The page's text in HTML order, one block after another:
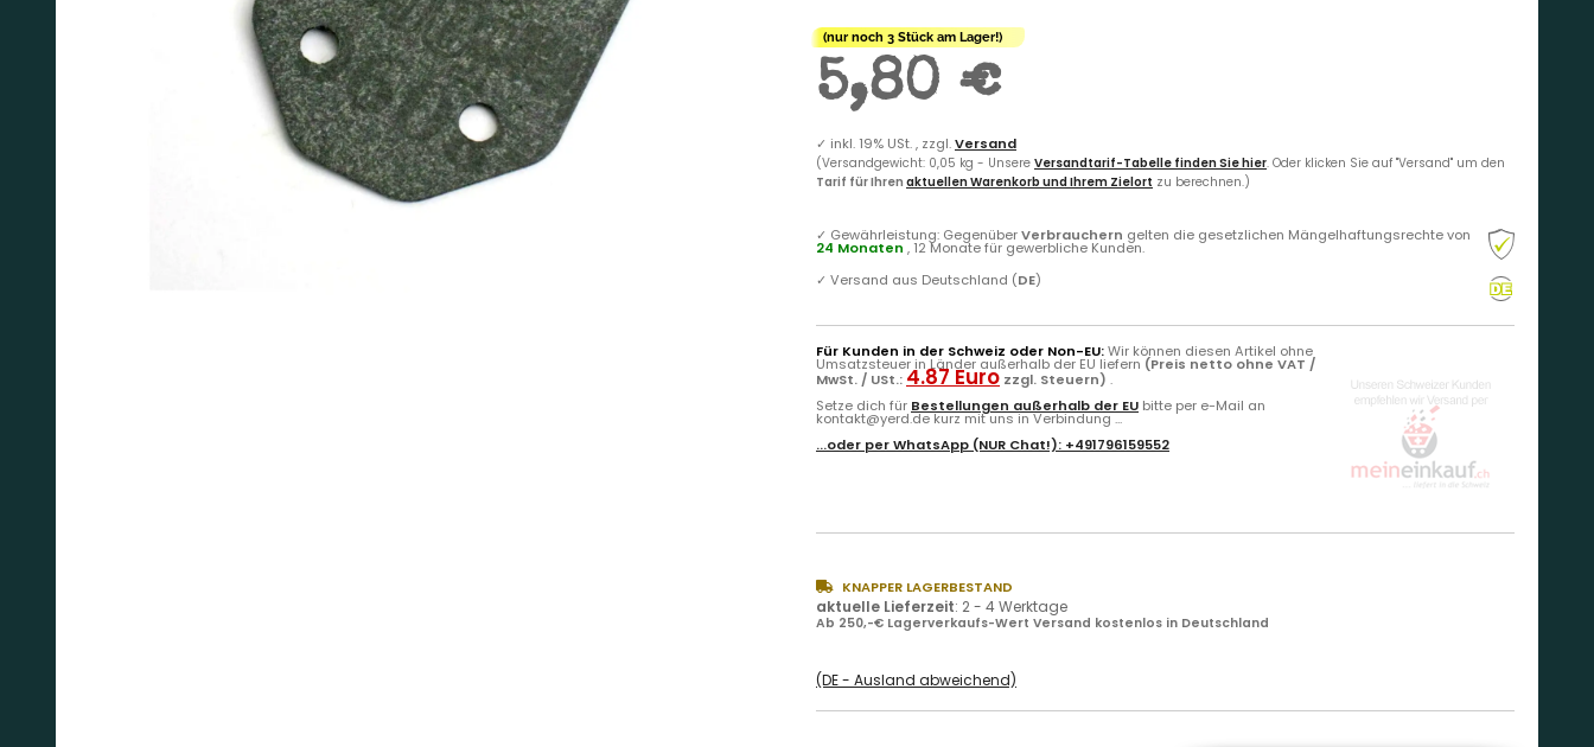
(nur noch 3 Stück am Lager!)
5,80 €
✓ inkl. 19% USt. , zzgl.Versand
(Versandgewicht: 0,05 kg - Unsere Versandtarif-Tabelle finden Sie hier. Oder klicken Sie auf "Versand" um den
Tarif für Ihren aktuellen Warenkorb und Ihrem Zielort zu berechnen.)
✓ Gewährleistung: GegenüberVerbrauchern gelten die gesetzlichen Mängelhaftungsrechte von
24 Monaten , 12 Monate für gewerbliche Kunden.
✓ Versand aus Deutschland (DE)
Für Kunden in der Schweiz oder Non-EU:Wir können diesen Artikel ohne
Umsatzsteuer in Länder außerhalb der EU liefern (Preis netto ohne VAT /
MwSt. / USt.: 4.87 Euro zzgl. Steuern) .
Setze dich für Bestellungen außerhalb der EU bitte per e-Mail an
kontakt@yerd.de kurz mit uns in Verbindung ...
...oder perWhatsApp (NUR Chat!): +491796159552
KNAPPER LAGERBESTAND
aktuelle Lieferzeit: 2 - 4 Werktage
Ab 250,-€ Lagerverkaufs-Wert Versand kostenlos in Deutschland
(DE - Ausland abweichend)